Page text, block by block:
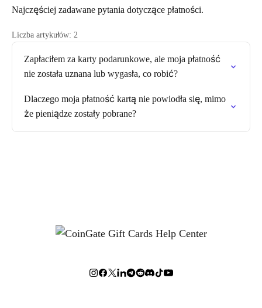
Najczęściej zadawane pytania dotyczące płatności.
Liczba artykułów: 2
Zapłaciłem za karty podarunkowe, ale moja płatność
nie została uznana lub wygasła, co robić?
Dlaczego moja płatność kartą nie powiodła się, mimo
że pieniądze zostały pobrane?